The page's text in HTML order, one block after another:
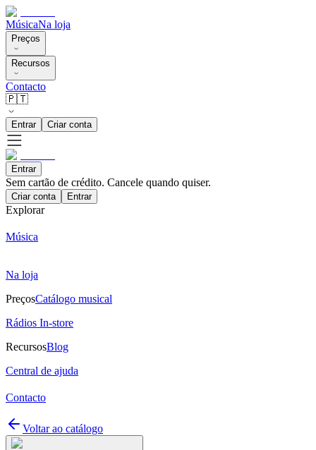
MúsicaNa loja
Preços
Recursos
Contacto
🇵🇹
Entrar Criar conta
Entrar
Sem cartão de crédito. Cancele quando quiser.
Criar conta Entrar
Explorar
Música
Na loja
PreçosCatálogo musical
Rádios In-store
RecursosBlog
Central de ajuda
Contacto
Voltar ao catálogo